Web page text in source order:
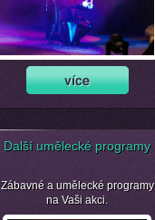
Další umělecké programy
Zábavné a umělecké programy
na Vaši akci.